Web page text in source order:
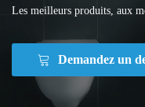
Les meilleurs produits, aux
Demandez un